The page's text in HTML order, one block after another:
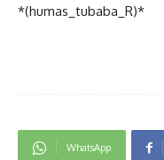
*(humas_tubaba_R)*
WhatsApp